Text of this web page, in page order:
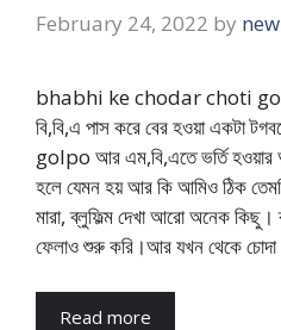
February 24, 2022 by
bhabhi ke chodar choti
বি,বি,এ পাস করে বের হওয়া একটা
golpo আর এম,বি,এতে ভর্তি হওয়ার
হলে যেমন হয় আর কি আমিও ঠিক
মারা, ব্লুফিল্ম দেখা আরো অনেক কিছু।
ফেলাও শুরু করি।আর যখন থেকে
Read more